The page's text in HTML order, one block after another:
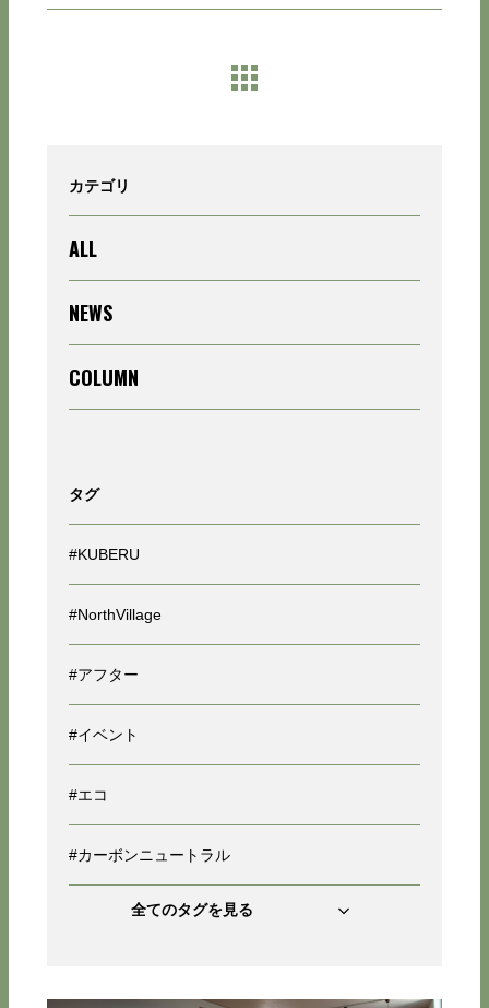
カテゴリ
ALL
NEWS
COLUMN
タグ
#KUBERU
#NorthVillage
#アフター
#イベント
#エコ
#カーボンニュートラル
全てのタグを見る